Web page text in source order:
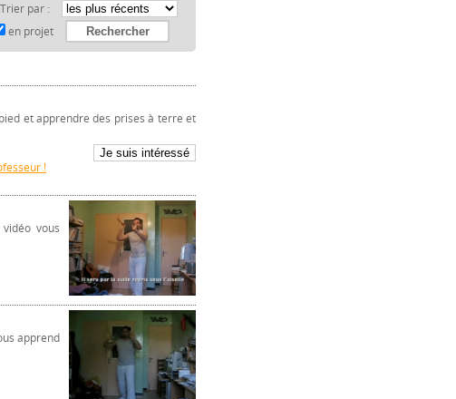
Trier par :
en projet
et apprendre des prises à terre et
!
vous
apprend